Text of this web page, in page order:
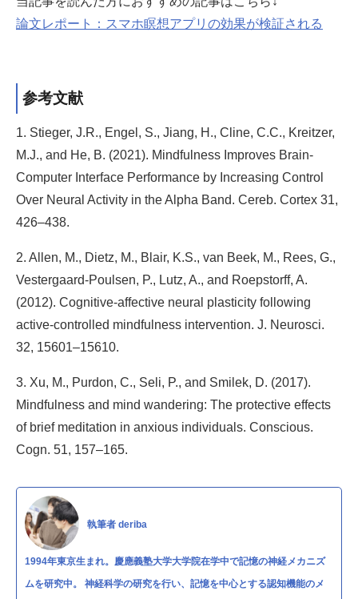
論文レポート：スマホ瞑想アプリの効果が検証される
参考文献
1. Stieger, J.R., Engel, S., Jiang, H., Cline, C.C., Kreitzer,
M.J., and He, B. (2021). Mindfulness Improves Brain-
Computer Interface Performance by Increasing Control
Over Neural Activity in the Alpha Band. Cereb. Cortex 31,
426–438.
2. Allen, M., Dietz, M., Blair, K.S., van Beek, M., Rees, G.,
Vestergaard-Poulsen, P., Lutz, A., and Roepstorff, A.
(2012). Cognitive-affective neural plasticity following
active-controlled mindfulness intervention. J. Neurosci.
32, 15601–15610.
3. Xu, M., Purdon, C., Seli, P., and Smilek, D. (2017).
Mindfulness and mind wandering: The protective effects
of brief meditation in anxious individuals. Conscious.
Cogn. 51, 157–165.
執筆者 deriba
1994年東京生まれ。慶應義塾大学大学院在学中で記憶の神経メカニズ
ムを研究中。 神経科学の研究を行い、記憶を中心とする認知機能のメ